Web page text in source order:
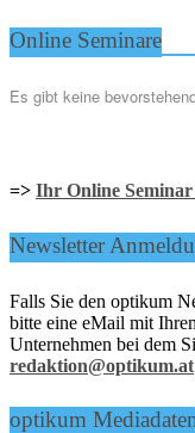
Online Seminare
Es gibt keine
=> Ihr Online
Newsletter
Falls Sie den optikum
bitte eine eMail mit
Unternehmen bei dem
redaktion@optikum.at
optikum